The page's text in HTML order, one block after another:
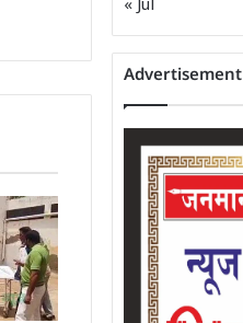
« Jul
Advertisement